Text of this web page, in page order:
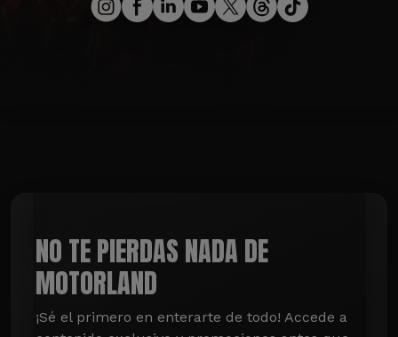
NO TE PIERDAS NADA DE
MOTORLAND
¡Sé el primero en enterarte de todo! Accede a